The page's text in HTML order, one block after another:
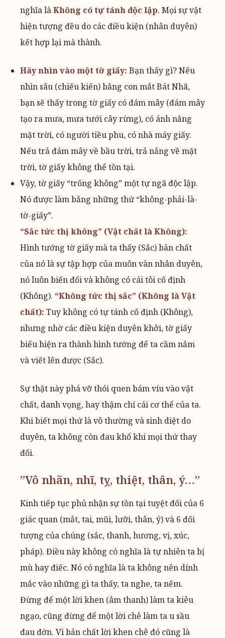
nghĩa làKhông có tự tánh độc lập. Mọi sự vật
hiện tượng đều do các điều kiện (nhân duyên)
kết hợp lại mà thành.
Hãy nhìn vào một tờ giấy: Bạn thấy gì? Nếu
nhìn sâu (chiếu kiến) bằng con mắt Bát Nhã,
bạn sẽ thấy trong tờ giấy có đám mây (đám mây
tạo ra mưa, mưa tưới cây rừng), có ánh nắng
mặt trời, có người tiều phu, có nhà máy giấy.
Nếu trả đám mây về bầu trời, trả nắng về mặt
trời, tờ giấy không thể tồn tại.
Vậy, tờ giấy “trống không” một tự ngã độc lập.
Nó được làm bằng những thứ “không-phải-là-
tờ-giấy”.
“Sắc tức thị không” (Vật chất là Không):
Hình tướng tờ giấy mà ta thấy (Sắc) bản chất
của nó là sự tập hợp của muôn vàn nhân duyên,
nó luôn biến đổi và không có cái tôi cố định
(Không). “Không tức thị sắc” (Không là Vật
chất): Tuy không có tự tánh cố định (Không),
nhưng nhờ các điều kiện duyên khởi, tờ giấy
biểu hiện ra thành hình tướng để ta cầm nắm
và viết lên được (Sắc).
Sự thật này phá vỡ thói quen bám víu vào vật
chất, danh vọng, hay thậm chí cái cơ thể của ta.
Khi biết mọi thứ là vô thường và sinh diệt do
duyên, ta không còn đau khổ khi mọi thứ thay
đổi.
”Vô nhãn, nhĩ, tỵ, thiệt, thân, ý…”
Kinh tiếp tục phủ nhận sự tồn tại tuyệt đối của 6
giác quan (mắt, tai, mũi, lưỡi, thân, ý) và 6 đối
tượng của chúng (sắc, thanh, hương, vị, xúc,
pháp). Điều này không có nghĩa là tự nhiên ta bị
mù hay điếc. Nó có nghĩa là ta không nên dính
mắc vào những gì ta thấy, ta nghe, ta nếm.
Đừng để một lời khen (âm thanh) làm ta kiêu
ngạo, cũng đừng để một lời chê làm ta u sầu
đau đớn. Vì bản chất lời khen chê đó cũng là